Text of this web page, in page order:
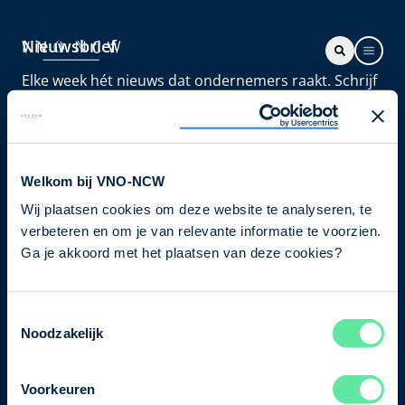
Welkom bij VNO-NCW
Wij plaatsen cookies om deze website te analyseren, te
verbeteren en om je van relevante informatie te voorzien.
Ga je akkoord met het plaatsen van deze cookies?
Noodzakelijk
Voorkeuren
Nieuwsbrief
Elke week hét nieuws dat ondernemers raakt. Schrijf
je nu in voor de VNO-NCW nieuwsbrief.
Schrijf je in
Direct naar
Ons verhaal
Bezuidenhoutseweg 12
T+31 70 349 03 49